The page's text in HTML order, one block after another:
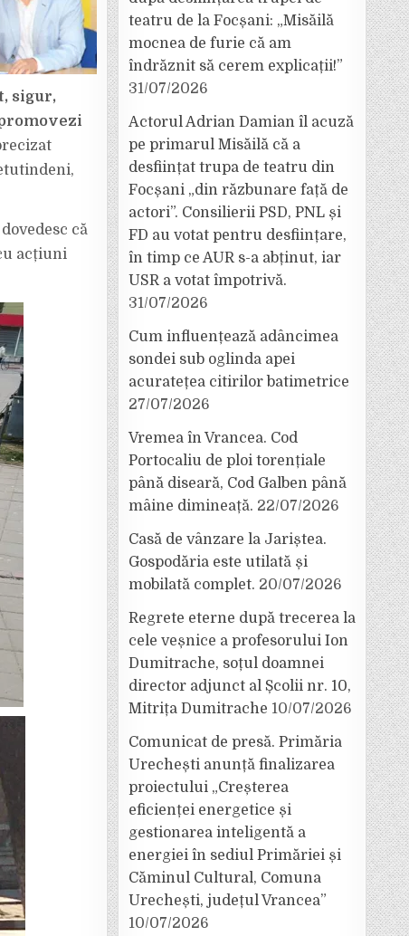
sigur,
că
acțiuni
teatru de la Focșani: „Misăilă
mocnea de furie că am
îndrăznit să cerem explicații!”
31/07/2026
Actorul Adrian Damian îl acuză
pe primarul Misăilă că a
desființat trupa de teatru din
Focșani „din răzbunare față de
actori”. Consilierii PSD, PNL și
FD au votat pentru desființare,
în timp ce AUR s-a abținut, iar
USR a votat împotrivă.
31/07/2026
Cum influențează adâncimea
sondei sub oglinda apei
acuratețea citirilor batimetrice
27/07/2026
Vremea în Vrancea. Cod
Portocaliu de ploi torențiale
până diseară, Cod Galben până
mâine dimineață. 22/07/2026
Casă de vânzare la Jariștea.
Gospodăria este utilată și
mobilată complet. 20/07/2026
Regrete eterne după trecerea la
cele veșnice a profesorului Ion
Dumitrache, soțul doamnei
director adjunct al Școlii nr. 10,
Mitrița Dumitrache 10/07/2026
Comunicat de presă. Primăria
Urechești anunță finalizarea
proiectului „Creșterea
eficienței energetice și
gestionarea inteligentă a
energiei în sediul Primăriei și
Căminul Cultural, Comuna
Urechești, județul Vrancea”
10/07/2026